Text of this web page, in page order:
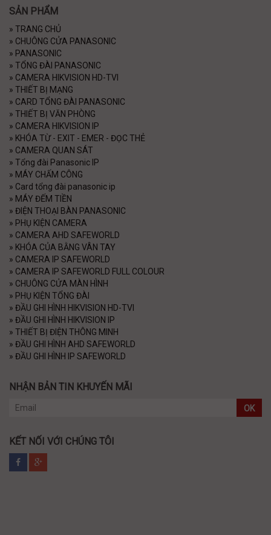
SẢN PHẨM
» TRANG CHỦ
» CHUÔNG CỬA PANASONIC
» PANASONIC
» TỔNG ĐÀI PANASONIC
» CAMERA HIKVISION HD-TVI
» THIẾT BỊ MẠNG
» CARD TỔNG ĐÀI PANASONIC
» THIẾT BỊ VĂN PHÒNG
» CAMERA HIKVISION IP
» KHÓA TỪ - EXIT - EMER - ĐỌC THẺ
» CAMERA QUAN SÁT
» Tổng đài Panasonic IP
» MÁY CHẤM CÔNG
» Card tổng đài panasonic ip
» MÁY ĐẾM TIỀN
» ĐIỆN THOẠI BÀN PANASONIC
» PHỤ KIỆN CAMERA
» CAMERA AHD SAFEWORLD
» KHÓA CỦA BẰNG VÂN TAY
» CAMERA IP SAFEWORLD
» CAMERA IP SAFEWORLD FULL COLOUR
» CHUÔNG CỬA MÀN HÌNH
» PHỤ KIỆN TỔNG ĐÀI
» ĐẦU GHI HÌNH HIKVISION HD-TVI
» ĐẦU GHI HÌNH HIKVISION IP
» THIẾT BỊ ĐIỆN THÔNG MINH
» ĐẦU GHI HÌNH AHD SAFEWORLD
» ĐẦU GHI HÌNH IP SAFEWORLD
NHẬN BẢN TIN KHUYẾN MÃI
OK
KẾT NỐI VỚI CHÚNG TÔI